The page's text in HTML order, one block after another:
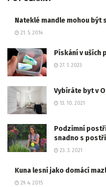
Nateklé mandle mohou být
21. 5. 2014
Pískání v uších
27. 1. 2023
Vybíráte byt v
13. 10. 2021
Podzimní
snadno s
23. 3. 2021
Kuna lesní jako domácí
29. 4. 2015